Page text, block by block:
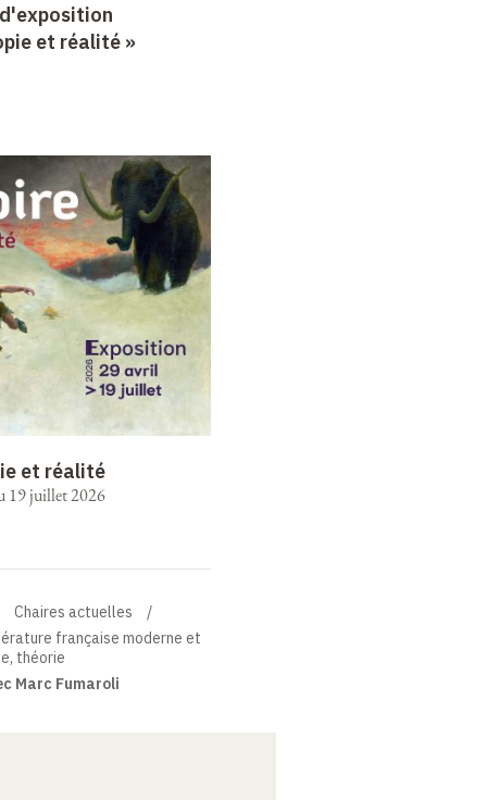
et réalité »
et réalité
19 juillet 2026
Chaires actuelles
française moderne et
théorie
Marc Fumaroli